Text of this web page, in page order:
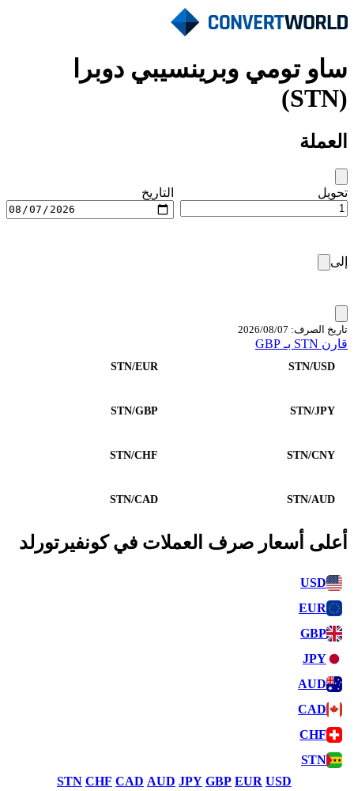
ساو تومي وبرينسيبي دوبرا
(STN)
العملة
تحويل التاريخ
إلى
تاريخ الصرف: 07‏/08‏/2026
قارن STN بـ GBP
STN/USD
STN/EUR
STN/JPY
STN/GBP
STN/CNY
STN/CHF
STN/AUD
STN/CAD
أعلى أسعار صرف العملات في كونفيرتورلد
USD
EUR
GBP
JPY
AUD
CAD
CHF
STN
USD
EUR
GBP
JPY
AUD
CAD
CHF
STN